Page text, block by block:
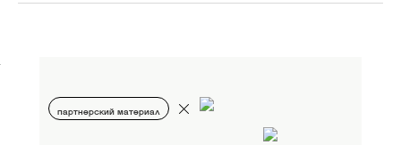
партнерский материал